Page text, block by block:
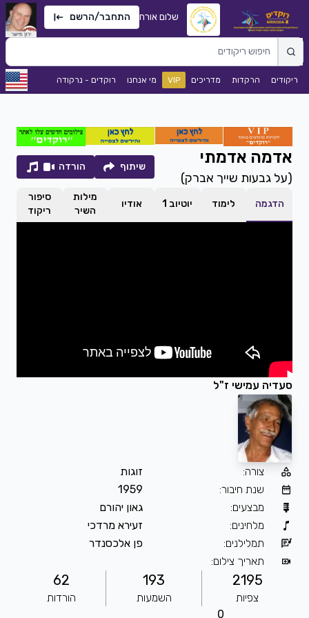
שלום אורח התחבר/הרשם
ריקודים הרקדות מדריכים VIP מי אנחנו רוקדים - נרקודה
אדמה אדמתי
(על גבעות שייך אברק)
שיתוף הורדה
הדגמה לימוד יוטיוב 1 אודיו
מילות
השיר
סיפור
ריקוד
סעדיה עמישי ז"ל
צורה:
זוגות
שנת חיבור:
1959
מבצעים:
גאון יהורם
מלחינים:
זעירא מרדכי
תמלילנים:
פן אלכסנדר
תאריך צילום:
2195
צפיות
193
השמעות
62
הורדות
0